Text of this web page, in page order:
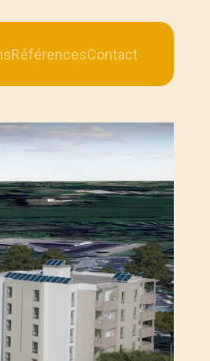
RéférencesContact